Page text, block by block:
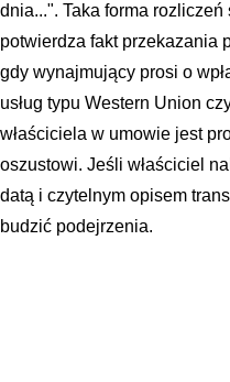
dnia...". Taka forma
potwierdza fakt przekazania
gdy wynajmujący prosi o
usług typu Western Union
właściciela w umowie jest
oszustowi. Jeśli właściciel
datą i czytelnym opisem
budzić podejrzenia.